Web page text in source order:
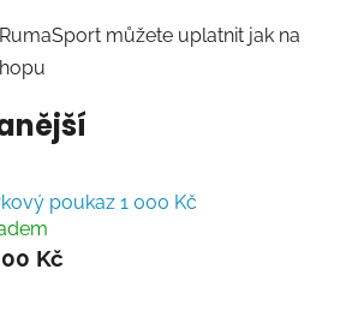
můžete uplatnit jak na
poukaz 1 000 Kč
Kč